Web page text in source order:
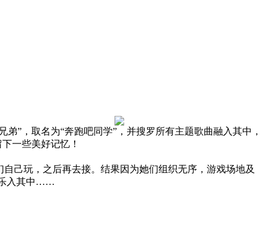
”，取名为“奔跑吧同学”，并搜罗所有主题歌曲融入其中，
一些美好记忆！
己玩，之后再去接。结果因为她们组织无序，游戏场地及
乐入其中……